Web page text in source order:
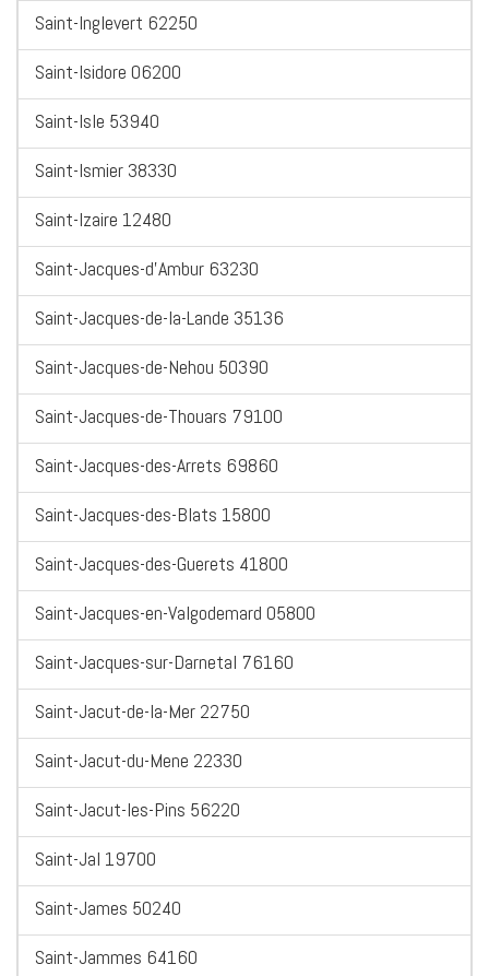
Saint-Inglevert 62250
Saint-Isidore 06200
Saint-Isle 53940
Saint-Ismier 38330
Saint-Izaire 12480
Saint-Jacques-d'Ambur 63230
Saint-Jacques-de-la-Lande 35136
Saint-Jacques-de-Nehou 50390
Saint-Jacques-de-Thouars 79100
Saint-Jacques-des-Arrets 69860
Saint-Jacques-des-Blats 15800
Saint-Jacques-des-Guerets 41800
Saint-Jacques-en-Valgodemard 05800
Saint-Jacques-sur-Darnetal 76160
Saint-Jacut-de-la-Mer 22750
Saint-Jacut-du-Mene 22330
Saint-Jacut-les-Pins 56220
Saint-Jal 19700
Saint-James 50240
Saint-Jammes 64160